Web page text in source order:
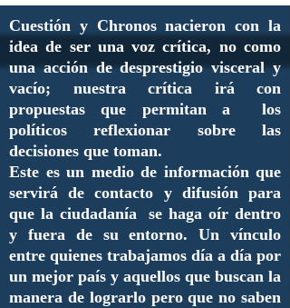
Cuestión y Chronos nacieron con la
idea de ser una voz crítica, no como
una acción de desprestigio visceral y
vacío; nuestra crítica irá con
propuestas que permitan a los
políticos reflexionar sobre las
decisiones que toman.
Este es un medio de información que
servirá de contacto y difusión para
que la ciudadanía se haga oír dentro
y fuera de su entorno. Un vínculo
entre quienes trabajamos día a día por
un mejor país y aquellos que buscan la
manera de lograrlo pero que no saben